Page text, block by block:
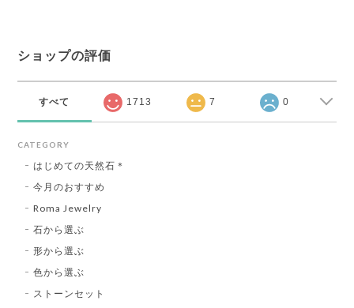
ショップの評価
すべて 1713 7 0
CATEGORY
はじめての天然石＊
今月のおすすめ
Roma Jewelry
石から選ぶ
形から選ぶ
色から選ぶ
ストーンセット